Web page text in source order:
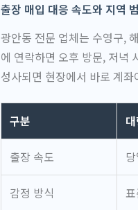
출장 매입 대응 속도와 지역
광안동 전문 업체는 수영구,
에 연락하면 오후 방문, 저녁
성사되면 현장에서 바로 계
구분
출장 속도
감정 방식